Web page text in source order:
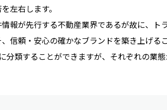
左右します。
報が先行する不動産業界であるが故に、ト
信頼・安心の確かなブランドを築き上げる
分類することができますが、それぞれの業